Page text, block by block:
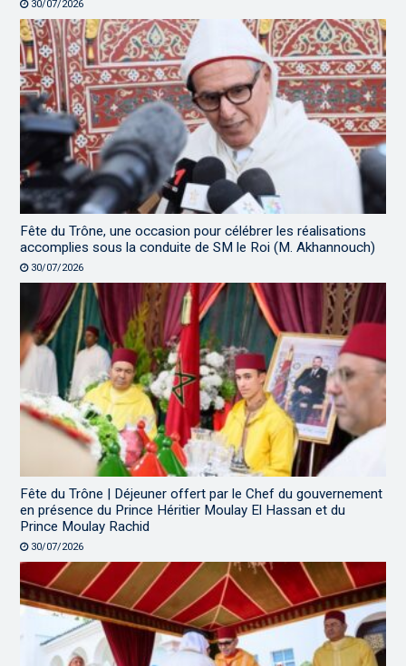
30/07/2026
Fête du Trône, une occasion pour célébrer les réalisations
accomplies sous la conduite de SM le Roi (M. Akhannouch)
30/07/2026
Fête du Trône | Déjeuner offert par le Chef du gouvernement
en présence du Prince Héritier Moulay El Hassan et du
Prince Moulay Rachid
30/07/2026